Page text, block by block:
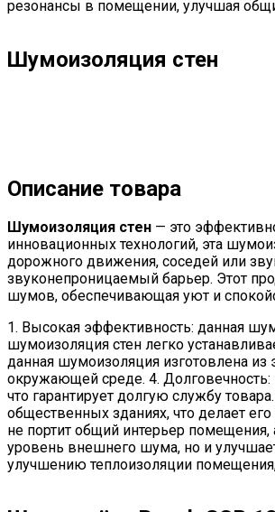
резонансы в помещении, улучшая
Шумоизоляция стен
Описание товара
Шумоизоляция стен — это
инновационных технологий, эта
дорожного движения, соседей или
звуконепроницаемый барьер. Этот
шумов, обеспечивающая уют и
1. Высокая эффективность: данная
шумоизоляция стен легко
данная шумоизоляция изготовлена из
окружающей среде. 4. Долговечность:
что гарантирует долгую службу
общественных зданиях, что делает
не портит общий интерьер
уровень внешнего шума, но и
улучшению теплоизоляции